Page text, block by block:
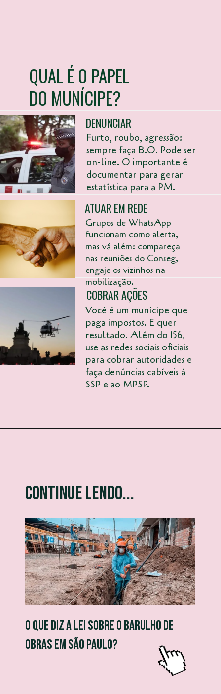
DENUNCIAR
ATUAR EM REDE
COBRAR AÇÕES
Furto, roubo, agressão:
sempre faça B.O. Pode ser
on-line. O importante é
documentar para gerar
estatística para a PM.
Grupos de WhatsApp
funcionam como alerta,
mas vá além: compareça
nas reuniões do Conseg,
engaje os vizinhos na
mobilização.
Você é um munícipe que
paga impostos. E quer
resultado. Além do 156,
use as redes sociais oficiais
para cobrar autoridades e
faça denúncias cabíveis à
SSP e ao MPSP.
QUAL É O PAPEL
DO MUNÍCIPE?
Continue lendo...
o que diz a lei sobre o barulho de
obras em são paulo?